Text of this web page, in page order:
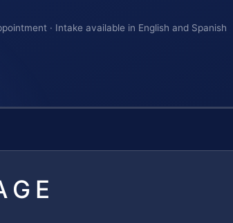
· Intake available in English and Spanish